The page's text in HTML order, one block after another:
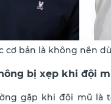
cơ bản là không nên
bị xẹp khi đội
gặp khi đội mũ là